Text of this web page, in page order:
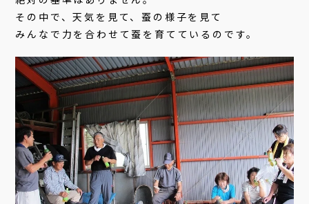
その中で、天気を見て、蚕の様子を見て
みんなで力を合わせて蚕を育てているのです。